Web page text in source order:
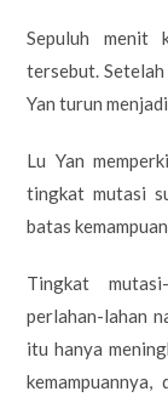
Sepuluh menit
tersebut.
Yan turun
Lu Yan
tingkat mutasi
batas
Tingkat
perlahan-lahan
itu hanya